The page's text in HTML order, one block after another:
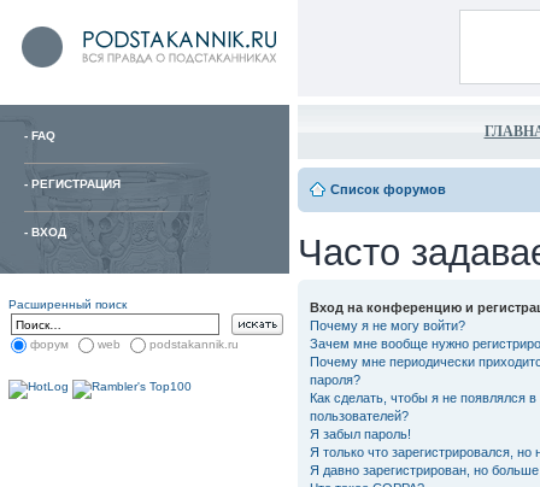
- FAQ
- РЕГИСТРАЦИЯ
- ВХОД
Расширенный поиск
форум web podstakannik.ru
Список форумов
Часто
Вход на конференцию и
Почему я не могу войти?
Зачем мне вообще нужно
Почему мне периодически
пароля?
Как сделать, чтобы я не появлялся
пользователей?
Я забыл пароль!
Я только что зарегистрировался, но
Я давно зарегистрирован, но